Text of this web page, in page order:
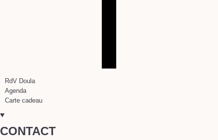
RdV Doula
Agenda
Carte cadeau
CONTACT